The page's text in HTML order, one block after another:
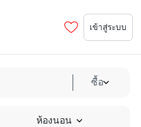
เข้าสู่ระบบ
ซื้อ
ห้องนอน